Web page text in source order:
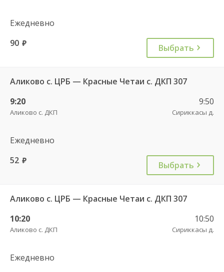
Ежедневно
90 руб. Выбрать
Аликово с. ЦРБ — Красные Четаи с. ДКП 307
9:20
Аликово с. ДКП
9:50
Сириккасы д.
Ежедневно
52 руб. Выбрать
Аликово с. ЦРБ — Красные Четаи с. ДКП 307
10:20
Аликово с. ДКП
10:50
Сириккасы д.
Ежедневно